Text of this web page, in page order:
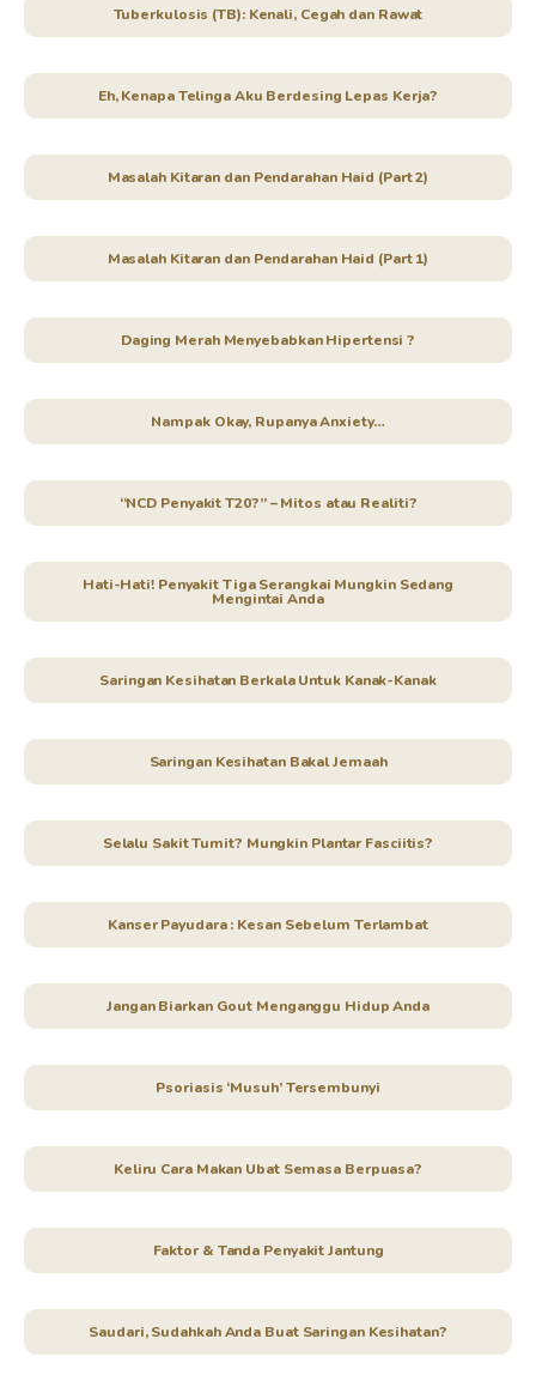
Tuberkulosis (TB): Kenali, Cegah dan Rawat
Eh, Kenapa Telinga Aku Berdesing Lepas Kerja?
Masalah Kitaran dan Pendarahan Haid (Part 2)
Masalah Kitaran dan Pendarahan Haid (Part 1)
Daging Merah Menyebabkan Hipertensi ?
Nampak Okay, Rupanya Anxiety…
“NCD Penyakit T20?” – Mitos atau Realiti?
Hati-Hati! Penyakit Tiga Serangkai Mungkin Sedang
Mengintai Anda
Saringan Kesihatan Berkala Untuk Kanak-Kanak
Saringan Kesihatan Bakal Jemaah
Selalu Sakit Tumit? Mungkin Plantar Fasciitis?
Kanser Payudara : Kesan Sebelum Terlambat
Jangan Biarkan Gout Menganggu Hidup Anda
Psoriasis ‘Musuh’ Tersembunyi
Keliru Cara Makan Ubat Semasa Berpuasa?
Faktor & Tanda Penyakit Jantung
Saudari, Sudahkah Anda Buat Saringan Kesihatan?